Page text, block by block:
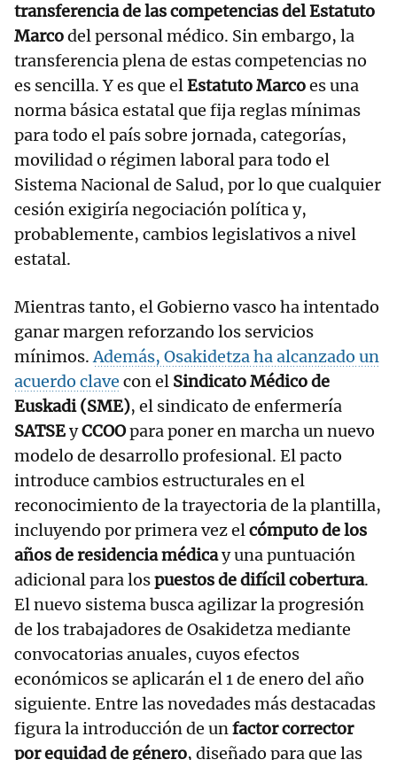
transferencia de las competencias del Estatuto
Marcodel personal médico. Sin embargo, la
transferencia plena de estas competencias no
es sencilla. Y es que elEstatuto Marcoes una
norma básica estatal que fija reglas mínimas
para todo el país sobre jornada, categorías,
movilidad o régimen laboral para todo el
Sistema Nacional de Salud, por lo que cualquier
cesión exigiría negociación política y,
probablemente, cambios legislativos a nivel
estatal.
Mientras tanto, el Gobierno vasco ha intentado
ganar margen reforzando los servicios
mínimos.Además, Osakidetza ha alcanzado un
acuerdo clave con el Sindicato Médico de
Euskadi (SME), el sindicato de enfermería
SATSEyCCOOpara poner en marcha un nuevo
modelo de desarrollo profesional. El pacto
introduce cambios estructurales en el
reconocimiento de la trayectoria de la plantilla,
incluyendo por primera vez elcómputo de los
años de residencia médicay una puntuación
adicional para lospuestos de difícil cobertura.
El nuevo sistema busca agilizar la progresión
de los trabajadores de Osakidetza mediante
convocatorias anuales, cuyos efectos
económicos se aplicarán el 1 de enero del año
siguiente. Entre las novedades más destacadas
figura la introducción de unfactor corrector
por equidad de género, diseñado para que las